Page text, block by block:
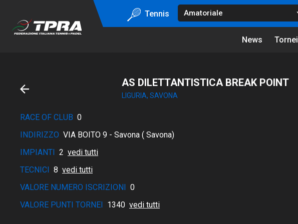
Tennis
News Tornei
AS DILETTANTISTICA BREAK POINT
LIGURIA, SAVONA
RACE OF CLUB 0
INDIRIZZO VIA BOITO 9 - Savona ( Savona)
IMPIANTI 2 vedi tutti
TECNICI 8 vedi tutti
VALORE NUMERO ISCRIZIONI 0
VALORE PUNTI TORNEI 1340 vedi tutti